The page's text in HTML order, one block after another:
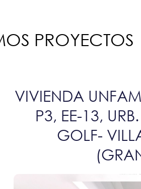
PROYECTOS
VIVIENDA
P3, EE-13,
GOLF-